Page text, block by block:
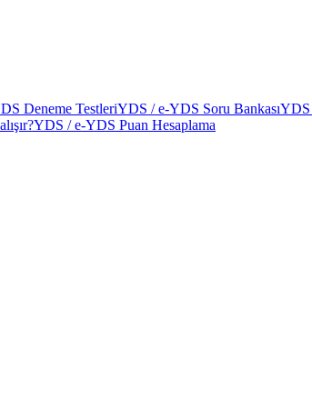
Deneme TestleriYDS / e-YDS Soru BankasıYDS
YDS / e-YDS Puan Hesaplama